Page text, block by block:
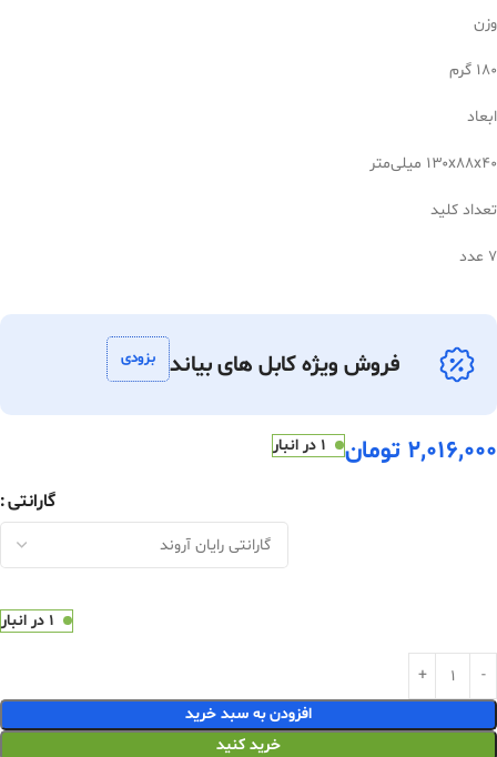
وزن
۱۸۰ گرم
ابعاد
۱۳۰x۸۸x۴۰ میلی‌متر
تعداد کلید
۷ عدد
فروش ویژه کابل های بیاند بزودی
2,016,000 تومان 1 در انبار
گارانتی
1 در انبار
افزودن به سبد خرید
خرید کنید